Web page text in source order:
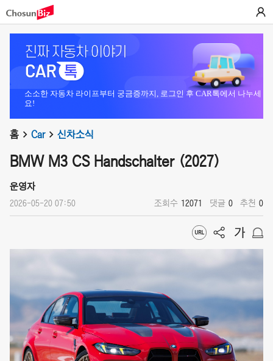
소소한 자동차 라이프부터 궁금증까지, 로그인 후 CAR톡에서 나누세
요!
홈 Car 신차소식
BMW M3 CS Handschalter (2027)
운영자
2026-05-20 07:50 조회수 12071 댓글 0 추천 0